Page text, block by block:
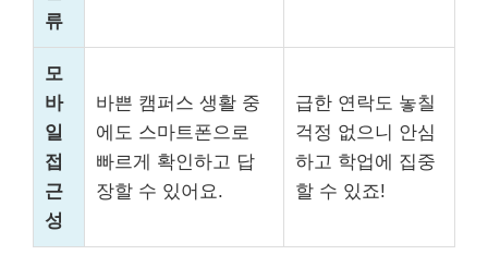
류
모
바
일
접
근
성
바쁜 캠퍼스 생활 중
에도 스마트폰으로
빠르게 확인하고 답
장할 수 있어요.
급한 연락도 놓칠
걱정 없으니 안심
하고 학업에 집중
할 수 있죠!